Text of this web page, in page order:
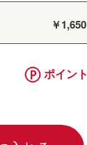
ポイント
￥1,650